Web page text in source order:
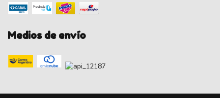
Medios de envío